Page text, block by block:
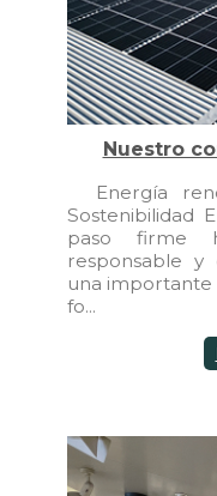
Nuestro
Energía
Sostenibilidad
paso firme
responsable y
una importante
fo...